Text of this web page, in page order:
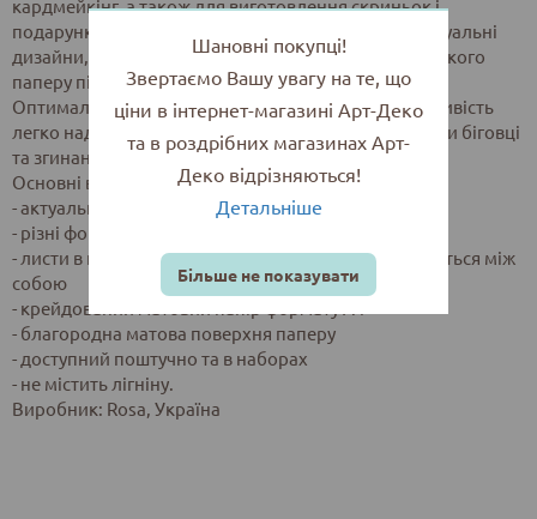
кардмейкінг, а також для виготовлення скриньок і
подарункових упаковок різних розмірів. Цікаві актуальні
дизайни, благородна матова поверхня дизайнерського
паперу підійде для робіт різного рівня складності.
Оптимальна щільність паперу - 200 г/м2 - дає можливість
легко надати йому заданої форми, він не тріскає при біговці
та згинанні.
Основні властивості:
- актуальні цікаві дизайни
- різні форми вирізок та шрифтів
- листи в наборах однієї кольорової гами комбінуються між
собою
- крейдований матовий папір формату А4
- благородна матова поверхня паперу
- доступний поштучно та в наборах
- не містить лігніну.
Виробник: Rosa, Україна
Шановні покупці!
Звертаємо Вашу увагу на те, що
ціни в інтернет-магазині Арт-Деко
та в роздрібних магазинах Арт-
Деко відрізняються!
Детальніше
Більше не показувати